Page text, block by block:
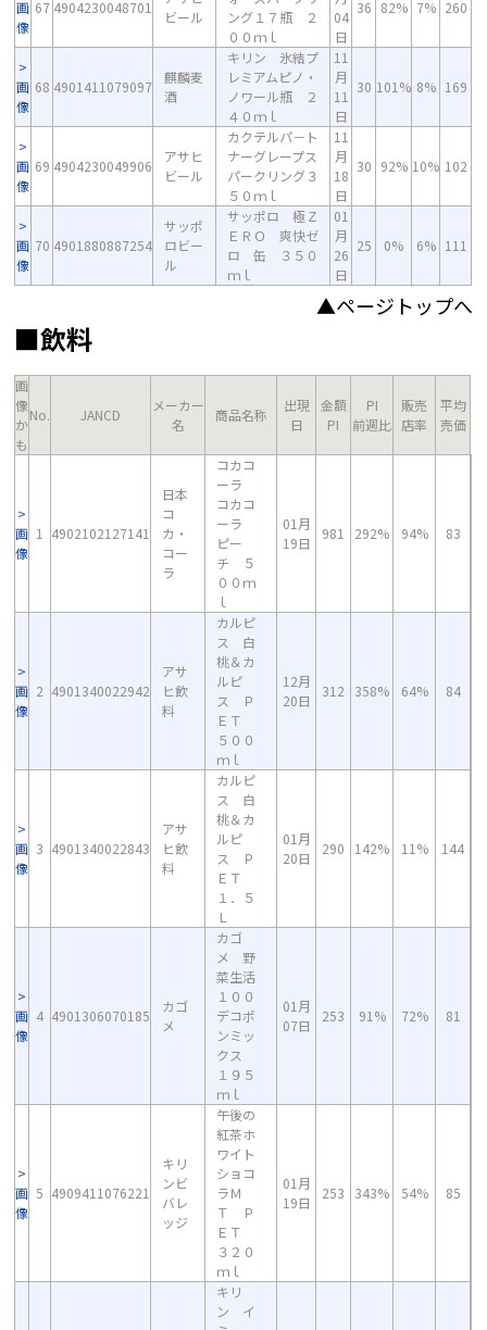
画
像
67 4904230048701
ビール
ング１７瓶 ２
００ｍｌ
04
日
36 82% 7% 260
画
像
68 4901411079097
麒麟麦
酒
キリン 氷結プ
レミアムピノ・
ノワール瓶 ２
４０ｍｌ
11
月
11
日
30 101% 8% 169
画
像
69 4904230049906
アサヒ
ビール
カクテルパ－ト
ナーグレープス
パークリング３
５０ｍｌ
11
月
18
日
30 92% 10% 102
画
像
70 4901880887254
サッポ
ロビー
ル
サッポロ 極Ｚ
ＥＲＯ 爽快ゼ
ロ 缶 ３５０
ｍｌ
01
月
26
日
25 0% 6% 111
▲ページトップへ
■飲料
画
像
か
も
No. JANCD
メーカー
名
商品名称
出現
日
金額
PI
PI
前週比
販売
店率
平均
売価
画
像
1 4902102127141
日本
コ
カ・
コー
ラ
コカコ
ーラ
コカコ
ーラ
ピー
チ ５
００ｍ
ｌ
01月
19日
981 292% 94% 83
画
像
2 4901340022942
アサ
ヒ飲
料
カルピ
ス 白
桃＆カ
ルピ
ス Ｐ
ＥＴ
５００
ｍｌ
12月
20日
312 358% 64% 84
画
像
3 4901340022843
アサ
ヒ飲
料
カルピ
ス 白
桃＆カ
ルピ
ス Ｐ
ＥＴ
１．５
Ｌ
01月
20日
290 142% 11% 144
画
像
4 4901306070185
カゴ
メ
カゴ
メ 野
菜生活
１００
デコポ
ンミッ
クス
１９５
ｍｌ
01月
07日
253 91% 72% 81
画
像
5 4909411076221
キリ
ンビ
バレ
ッジ
午後の
紅茶ホ
ワイト
ショコ
ラＭ
Ｔ Ｐ
ＥＴ
３２０
ｍｌ
01月
19日
253 343% 54% 85
キリ
ン イ